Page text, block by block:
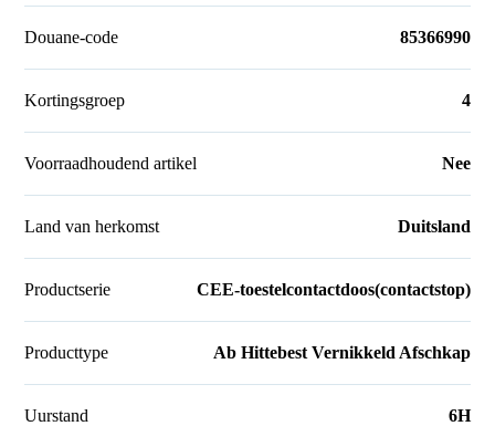
Douane-code 85366990
Kortingsgroep 4
Voorraadhoudend artikel Nee
Land van herkomst Duitsland
Productserie CEE-toestelcontactdoos(contactstop)
Producttype Ab Hittebest Vernikkeld Afschkap
Uurstand 6H